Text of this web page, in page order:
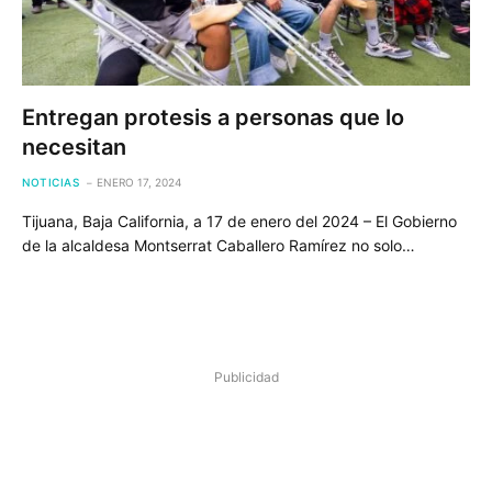
Entregan protesis a personas que lo
necesitan
NOTICIAS ENERO 17, 2024
Tijuana, Baja California, a 17 de enero del 2024 – El Gobierno
de la alcaldesa Montserrat Caballero Ramírez no solo…
Publicidad